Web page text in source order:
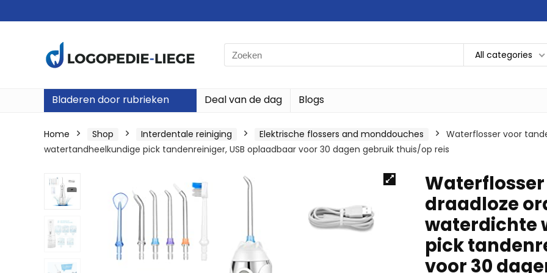
Search
for:
All categories
Bladeren door rubrieken Deal van de dag Blogs
Home Shop Interdentale reiniging Elektrische flossers and monddouches
Waterflosser voor
watertandheelkundige pick tandenreiniger, USB oplaadbaar voor 30 dagen gebruik thuis/op reis
draadloze
waterdichte
pick
voor 30